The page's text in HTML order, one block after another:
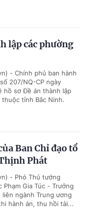
lập các phường
- Chính phủ ban hành
207/NQ-CP ngày
hồ sơ Đề án thành lập
tỉnh Bắc Ninh.
Ban Chỉ đạo tổ
Phát
- Phó Thủ tướng
Phạm Gia Túc - Trưởng
liên ngành Trung ương
hành án, thu hồi tài...